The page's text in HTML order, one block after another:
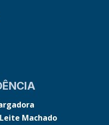
Machado